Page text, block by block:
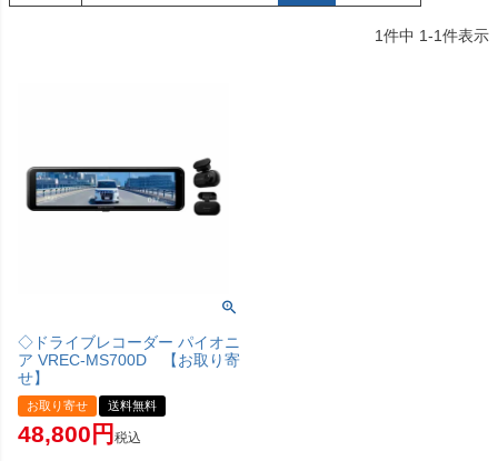
1件中 1-1件表示
◇ドライブレコーダー パイオニ
ア VREC-MS700D 【お取り寄
せ】
お取り寄せ 送料無料
48,800 税込